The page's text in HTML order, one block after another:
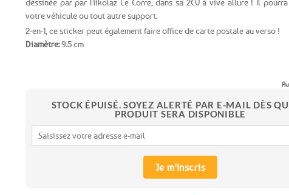
dessinée par par Nikolaz Le Corre, dans sa 2CV à vive allure ! Il
votre véhicule ou tout autre support.
2-en-1, ce sticker peut également faire office de carte postale au verso !
Diamètre:9.5 cm
STOCK ÉPUISÉ. SOYEZ ALERTÉ PAR E-MAIL DÈS
PRODUIT SERA DISPONIBLE
Je m'inscris